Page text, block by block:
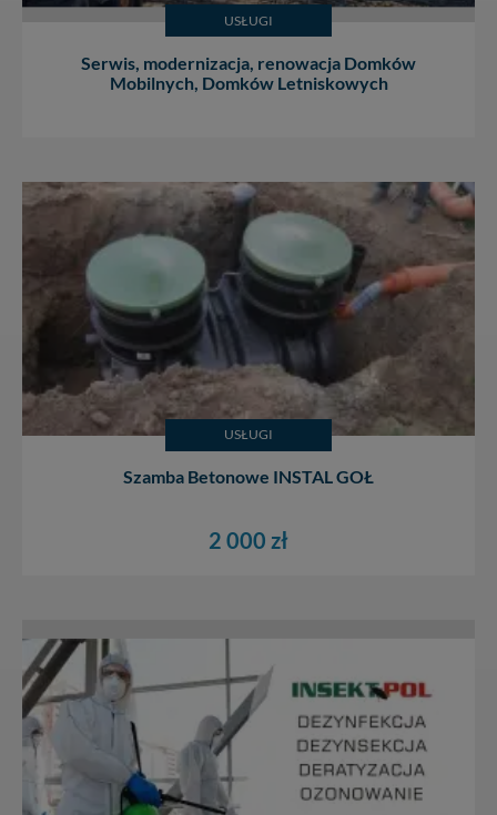
USŁUGI
Serwis, modernizacja, renowacja Domków
Mobilnych, Domków Letniskowych
USŁUGI
Szamba Betonowe INSTAL GOŁ
2 000 zł